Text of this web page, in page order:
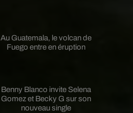
Au Guatemala, le volcan de
Fuego entre en éruption
Benny Blanco invite Selena
Gomez et Becky G sur son
nouveau single